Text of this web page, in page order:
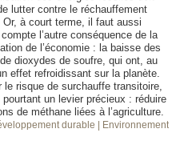
lutter contre le réchauffement
à court terme, il faut aussi
l’autre conséquence de la
de l’économie : la baisse des
dioxydes de soufre, qui ont, au
effet refroidissant sur la planète.
le risque de surchauffe transitoire,
un levier précieux : réduire
de méthane liées à l’agriculture.
durable | Environnement